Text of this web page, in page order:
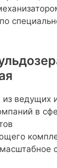
ведущих
в